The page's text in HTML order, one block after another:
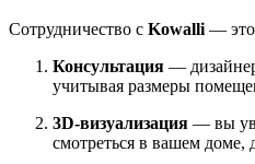
Сотрудничество с Kowalli— это
Консультация —
учитывая размеры
3D-визуализация — вы
смотреться в вашем доме,